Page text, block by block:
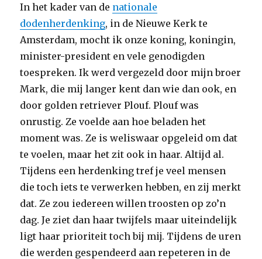
In het kader van de nationale
dodenherdenking, in de Nieuwe Kerk te
Amsterdam, mocht ik onze koning, koningin,
minister-president en vele genodigden
toespreken. Ik werd vergezeld door mijn broer
Mark, die mij langer kent dan wie dan ook, en
door golden retriever Plouf. Plouf was
onrustig. Ze voelde aan hoe beladen het
moment was. Ze is weliswaar opgeleid om dat
te voelen, maar het zit ook in haar. Altijd al.
Tijdens een herdenking tref je veel mensen
die toch iets te verwerken hebben, en zij merkt
dat. Ze zou iedereen willen troosten op zo’n
dag. Je ziet dan haar twijfels maar uiteindelijk
ligt haar prioriteit toch bij mij. Tijdens de uren
die werden gespendeerd aan repeteren in de